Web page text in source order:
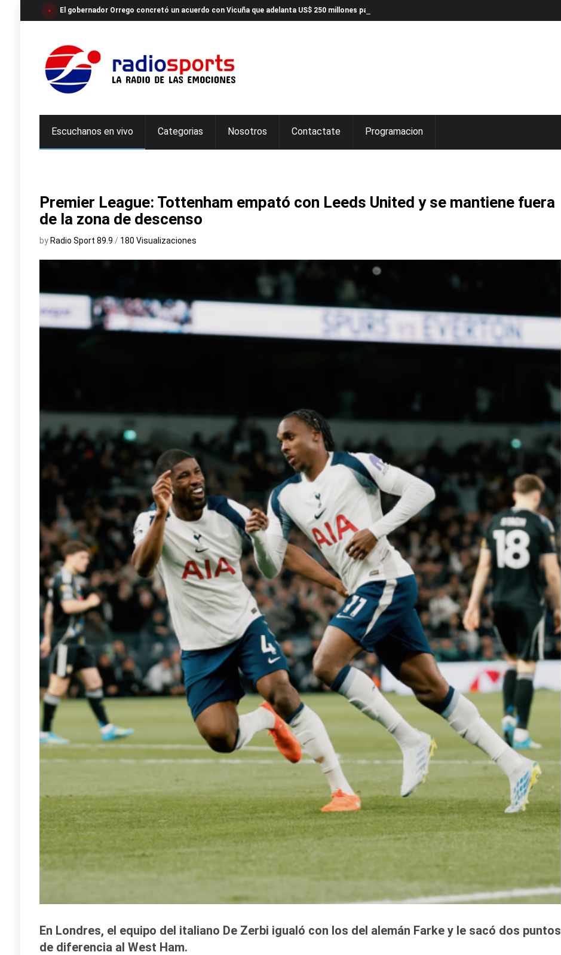
El gobernador Orrego concretó un acuerdo con Vicuña que adelanta US$ 250 millones para infraestructura
Escuchanos en vivo Categorias Nosotros Contactate Programacion
Premier League: Tottenham empató con Leeds United y se mantiene fuera
de la zona de descenso
by Radio Sport 89.9 / 180 Visualizaciones
En Londres, el equipo del italiano De Zerbi igualó con los del alemán Farke y le sacó dos puntos
de diferencia al West Ham.